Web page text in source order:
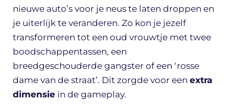
nieuwe auto’s voor je neus te laten droppen en
je uiterlijk te veranderen. Zo kon je jezelf
transformeren tot een oud vrouwtje met twee
boodschappentassen, een
breedgeschouderde gangster of een ‘rosse
dame van de straat’. Dit zorgde voor een extra
dimensie in de gameplay.